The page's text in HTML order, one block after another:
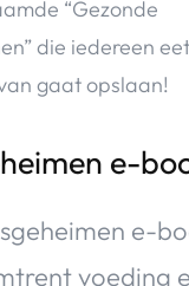
“Gezonde
die iedereen
gaat opslaan!
e-
e-
voeding